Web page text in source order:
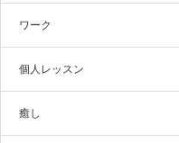
ワーク
個人レッスン
癒し